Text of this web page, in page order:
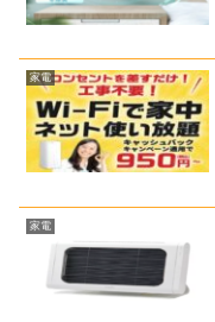
家電
家電